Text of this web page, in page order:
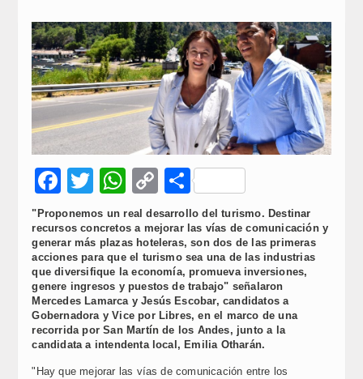
Facebook
Twitter
WhatsApp
Copy
Link
Compartir
"Proponemos un real desarrollo del turismo. Destinar
recursos concretos a mejorar las vías de comunicación y
generar más plazas hoteleras, son dos de las primeras
acciones para que el turismo sea una de las industrias
que diversifique la economía, promueva inversiones,
genere ingresos y puestos de trabajo" señalaron
Mercedes Lamarca y Jesús Escobar, candidatos a
Gobernadora y Vice por Libres, en el marco de una
recorrida por San Martín de los Andes, junto a la
candidata a intendenta local, Emilia Otharán.
"Hay que mejorar las vías de comunicación entre los